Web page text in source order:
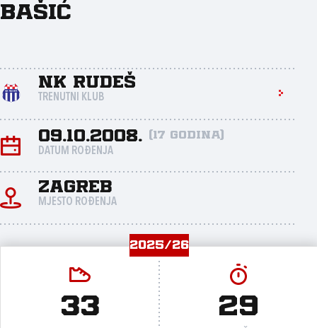
Bašić
NK Rudeš
TRENUTNI KLUB
09.10.2008. (17 godina)
DATUM ROĐENJA
Zagreb
MJESTO ROĐENJA
2025/26
33 29